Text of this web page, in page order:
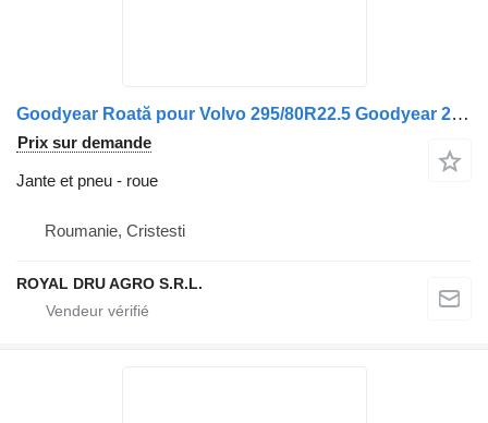
Goodyear Roată pour Volvo 295/80R22.5 Goodyear 23.09.2022
Prix sur demande
Jante et pneu - roue
Roumanie, Cristesti
ROYAL DRU AGRO S.R.L.